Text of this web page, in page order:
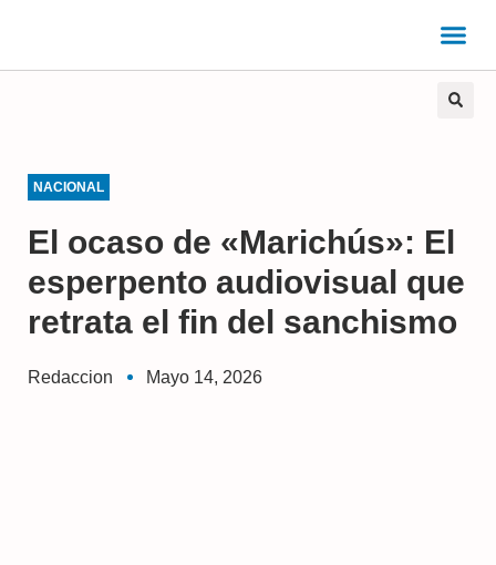
NACIONAL
El ocaso de «Marichús»: El
esperpento audiovisual que
retrata el fin del sanchismo
Redaccion Mayo 14, 2026